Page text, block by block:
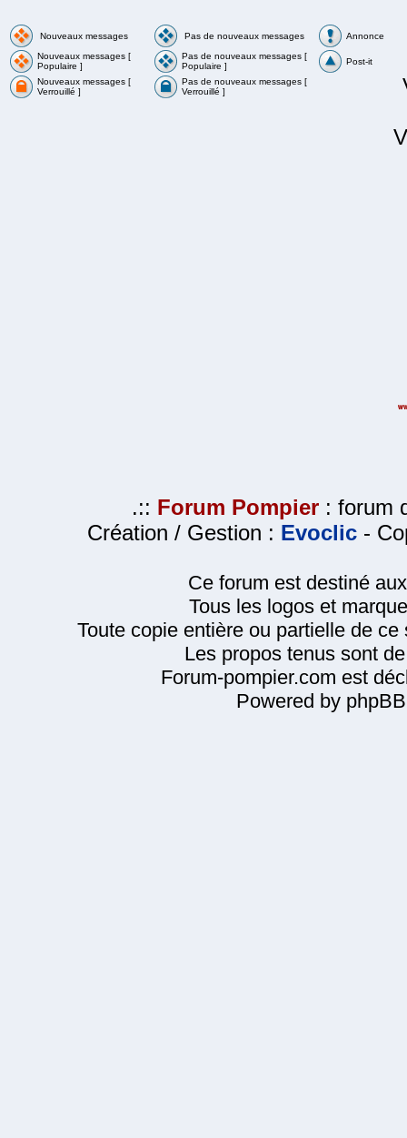
Nouveaux messages Pas de nouveaux messages
Annonce
Nouveaux messages [
Populaire ]
Pas de nouveaux messages [
Populaire ]
Post-it
Nouveaux messages [
Verrouillé ]
Pas de nouveaux messages [
Verrouillé ]
.:: Forum Pompier : forum
Création / Gestion : Evoclic -
Ce forum est destiné
Tous les logos et
Toute copie entière ou partielle de
Les propos tenus sont
Forum-pompier.com est
Powered by